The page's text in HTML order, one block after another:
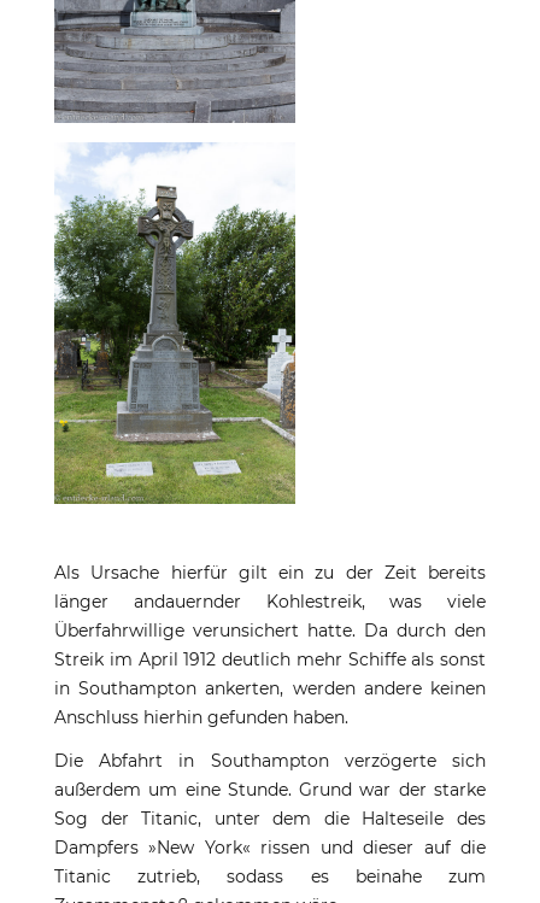
Als Ursache hierfür gilt ein zu der Zeit bereits
länger andauernder Kohlestreik, was viele
Überfahrwillige verunsichert hatte. Da durch den
Streik im April 1912 deutlich mehr Schiffe als sonst
in Southampton ankerten, werden andere keinen
Anschluss hierhin gefunden haben.
Die Abfahrt in Southampton verzögerte sich
außerdem um eine Stunde. Grund war der starke
Sog der Titanic, unter dem die Halteseile des
Dampfers »New York« rissen und dieser auf die
Titanic zutrieb, sodass es beinahe zum